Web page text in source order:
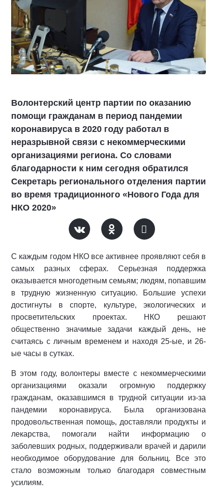
Волонтерский центр партии по оказанию
помощи гражданам в период пандемии
коронавируса в 2020 году работал в
неразрывной связи с некоммерческими
организациями региона. Со словами
благодарности к ним сегодня обратился
Секретарь регионального отделения партии
во время традиционного «Нового Года для
НКО 2020»
С каждым годом НКО все активнее проявляют себя в
самых разных сферах. Серьезная поддержка
оказывается многодетным семьям; людям, попавшим
в трудную жизненную ситуацию. Большие успехи
достигнуты в спорте, культуре, экологических и
просветительских проектах. НКО решают
общественно значимые задачи каждый день, не
считаясь с личным временем и находя 25-ые, и 26-
ые часы в сутках.
В этом году, волонтеры вместе с некоммерческими
организациями оказали огромную поддержку
гражданам, оказавшимся в трудной ситуации из-за
пандемии коронавируса. Была организована
продовольственная помощь, доставляли продукты и
лекарства, помогали найти информацию о
заболевших родных, поддерживали врачей и дарили
необходимое оборудование для больниц. Все это
стало возможным только благодаря совместным
усилиям.